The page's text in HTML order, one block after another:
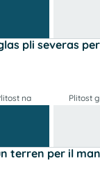
pli severas
na Plitost
terren per il